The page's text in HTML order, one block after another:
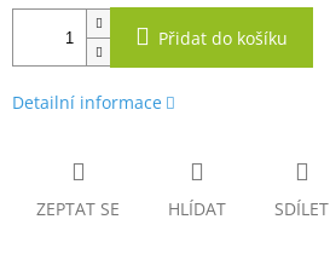
Přidat do košíku
Detailní informace
ZEPTAT SE HLÍDAT SDÍLET